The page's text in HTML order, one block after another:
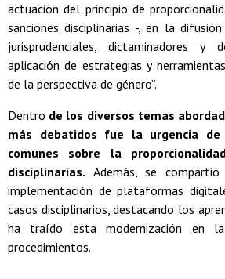
actuación del principio de
sanciones disciplinarias -, en la
jurisprudenciales, dictaminadores
aplicación de estrategias y
de la perspectiva de género”.
Dentro de los diversos temas
más debatidos fue la urgencia de
comunes sobre la
disciplinarias. Además, se
implementación de plataformas
casos disciplinarios, destacando los
ha traído esta modernización en
procedimientos.